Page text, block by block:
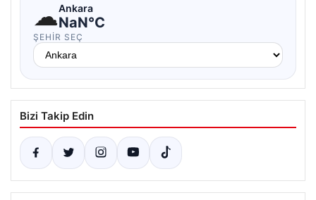
☁Ankara
NaN°C
ŞEHIR SEÇ
Bizi Takip Edin